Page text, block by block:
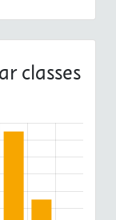
classes